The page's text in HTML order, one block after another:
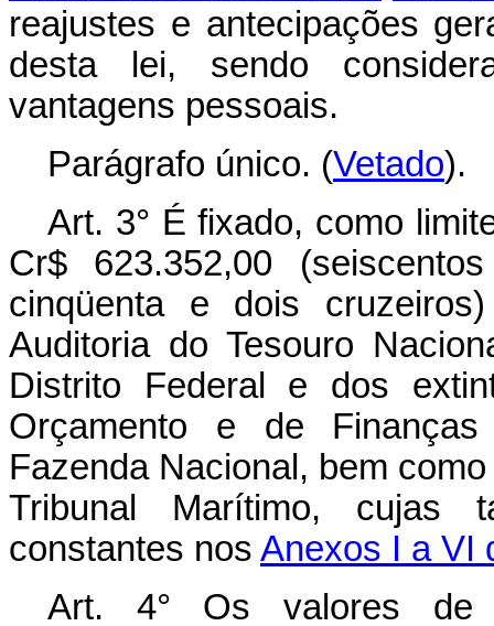
reajustes e antecipações
desta lei, sendo
vantagens pessoais.
Parágrafo único. (Vetado).
Art. 3° É fixado, como
Cr$ 623.352,00
cinqüenta e dois
Auditoria do Tesouro
Distrito Federal e dos
Orçamento e de
Fazenda Nacional, bem
Tribunal Marítimo, cujas
constantes nos Anexos I a VI
Art. 4° Os valores de